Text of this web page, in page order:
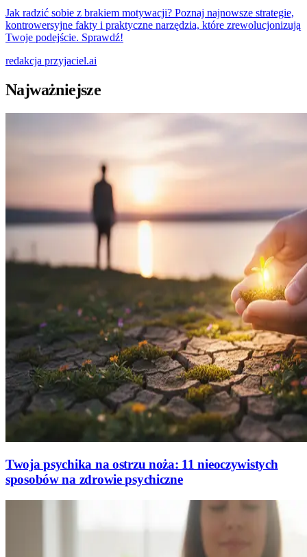
Jak radzić sobie z brakiem motywacji? Poznaj najnowsze strategie,
kontrowersyjne fakty i praktyczne narzędzia, które zrewolucjonizują
Twoje podejście. Sprawdź!
redakcja przyjaciel.ai
Najważniejsze
Twoja psychika na ostrzu noża: 11 nieoczywistych
sposobów na zdrowie psychiczne